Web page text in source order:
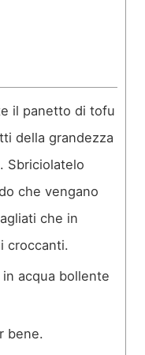
il panetto di tofu
della grandezza
Sbriciolatelo
che vengano
che in
croccanti.
acqua bollente
bene.